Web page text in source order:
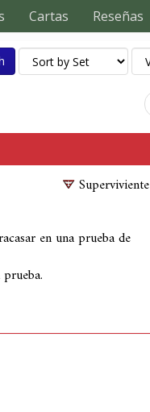
Cartas Reseñas
Superviviente
en una prueba de